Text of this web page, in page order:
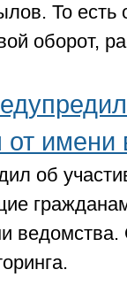
То есть
оборот,
имени
об